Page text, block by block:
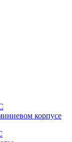
корпусе